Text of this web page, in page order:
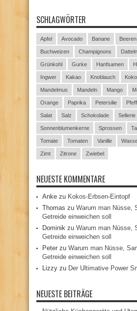
SCHLAGWÖRTER
Apfel Avocado Banane Beeren
Buchweizen Champignons Datteln
Grünkohl Gurke Hanfsamen
Ingwer Kakao Knoblauch
Mandelmus Mandeln Mango
Orange Paprika Petersilie
Salat Salz Schokolade Sellerie
Sonnenblumenkerne Sprossen
Tomate Tomaten Vanille
Zimt Zitrone Zwiebel
NEUESTE KOMMENTARE
Anke zu Kokos-Erbsen-Eintopf
Thomas zu Warum man Nüsse,
Getreide einweichen soll
Dominik zu Warum man Nüsse,
Getreide einweichen soll
Peter zu Warum man Nüsse,
Getreide einweichen soll
Lizzy zu Der Ultimative Power
NEUESTE BEITRÄGE